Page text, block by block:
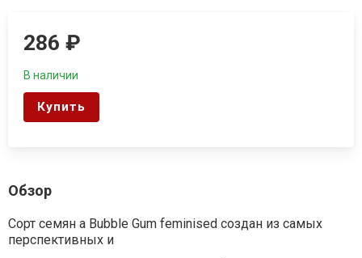
286₽
В наличии
Купить
Обзор
Сорт семян а Bubble Gum feminised создан из самых
перспективных и